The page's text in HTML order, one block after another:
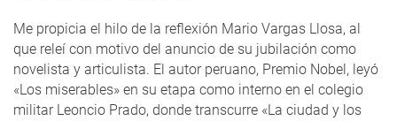
Me propicia el hilo de la reflexión Mario Vargas Llosa, al
que releí con motivo del anuncio de su jubilación como
novelista y articulista. El autor peruano, Premio Nobel, leyó
«Los miserables» en su etapa como interno en el colegio
militar Leoncio Prado, donde transcurre «La ciudad y los